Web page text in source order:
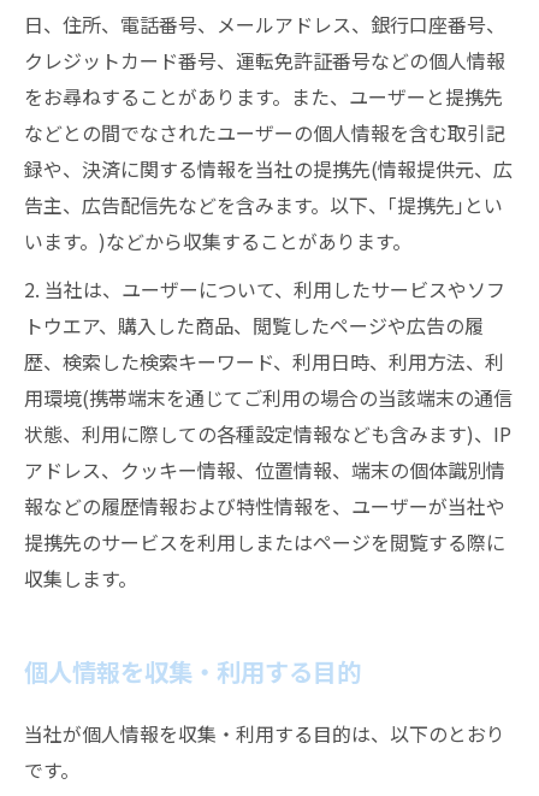
日、住所、電話番号、メールアドレス、銀行口座番号、
クレジットカード番号、運転免許証番号などの個人情報
をお尋ねすることがあります。また、ユーザーと提携先
などとの間でなされたユーザーの個人情報を含む取引記
録や、決済に関する情報を当社の提携先(情報提供元、広
告主、広告配信先などを含みます。以下、｢提携先｣とい
います。)などから収集することがあります。
2. 当社は、ユーザーについて、利用したサービスやソフ
トウエア、購入した商品、閲覧したページや広告の履
歴、検索した検索キーワード、利用日時、利用方法、利
用環境(携帯端末を通じてご利用の場合の当該端末の通信
状態、利用に際しての各種設定情報なども含みます)、IP
アドレス、クッキー情報、位置情報、端末の個体識別情
報などの履歴情報および特性情報を、ユーザーが当社や
提携先のサービスを利用しまたはページを閲覧する際に
収集します。
個人情報を収集・利用する目的
当社が個人情報を収集・利用する目的は、以下のとおり
です。